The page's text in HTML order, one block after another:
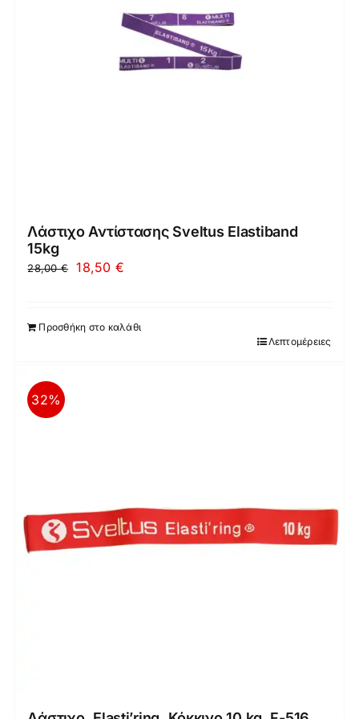
Λάστιχο Αντίστασης Sveltus Elastiband
15kg
28,00€
Original
28,00 €.
18,50 €
είναι:
Προσθήκη στο καλάθι
Λεπτομέρειες
32%